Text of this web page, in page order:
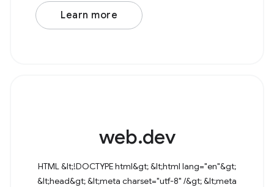
JavaScript 알아보기 과정에서는 변수, 함수, 조건문과 같
은 기본사항을 비롯하여 JavaScript의 작동 방식을
Learn more
web.dev
HTML &lt;!DOCTYPE html&gt; &lt;html lang="en"&gt;
&lt;head&gt; &lt;meta charset="utf-8" /&gt; &lt;meta